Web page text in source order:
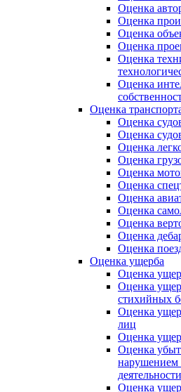
Оценка
Оценка
Оценка
Оценка
Оценка
Оценка
Оценка
Оценка
Оценка
Оценка
Оценка
Оценка
Оценка
Оценка
Оценка
Оценка
Оценка
Оценка
Оценка ущерба
Оценка
Оценка
стихийных
Оценка
лиц
Оценка
Оценка
нарушением
Оценка